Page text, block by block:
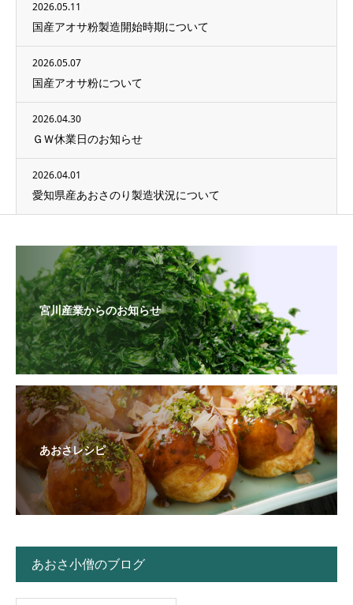
2026.05.11
国産アオサ粉製造開始時期について
2026.05.07
国産アオサ粉について
2026.04.30
ＧＷ休業日のお知らせ
2026.04.01
愛知県産あおさのり製造状況について
宮川産業からのお知らせ
あおさレシピ
あおさ小僧のブログ